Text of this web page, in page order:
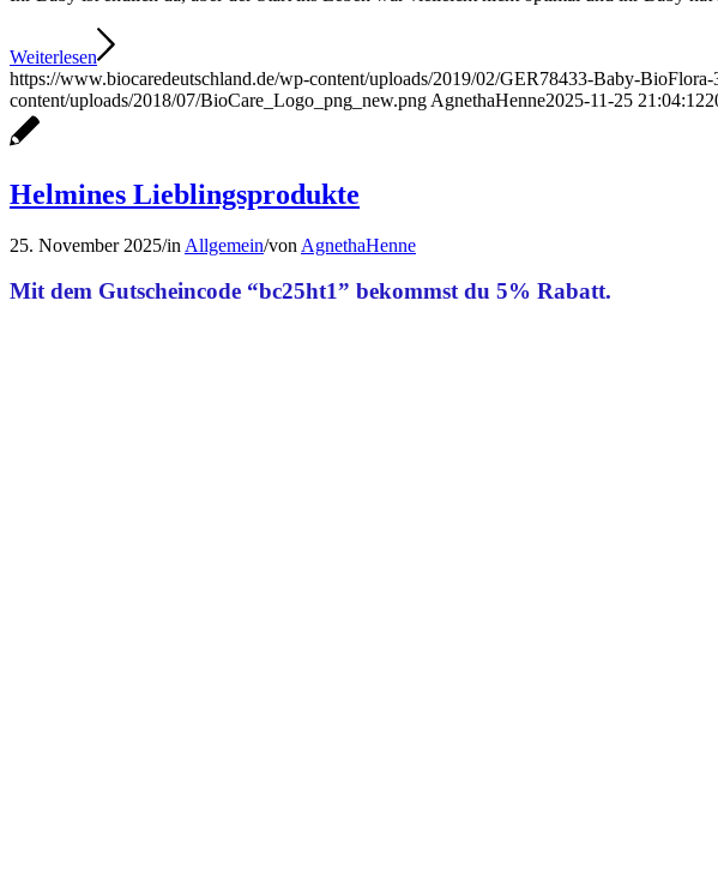
Weiterlesen
https://www.biocaredeutschland.de/wp-content/uploads/2019/02/GER78433-Baby-
content/uploads/2018/07/BioCare_Logo_png_new.png AgnethaHenne2025-11-25 21:04:12
Helmines Lieblingsprodukte
25. November 2025/in Allgemein/von AgnethaHenne
Mit dem Gutscheincode “bc25ht1” bekommst du 5% Rabatt.